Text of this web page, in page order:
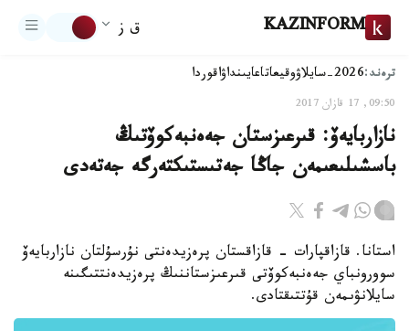
KAZINFORM ق ز
ترەند:2026-سايلاۋ وقيعاتاعايىنداۋاقوردا
09:50, 17 قازان 2017
نازاربايەۆ: قىرعىزستان جەەنبەكوۆتىڭ
باسشىلىعىمەن جاڭا جەتىستىكتەرگە جەتەدى
استانا. قازاقپارات - قازاقستان پرەزيدەنتى نۇرسۇلتان نازاربايەۆ
سوورونباي جەەنبەكوۆتى قىرعىزستاننىڭ پرەزيدەنتتىگىنە
سايلانۋىمەن قۇتتىقتادى.